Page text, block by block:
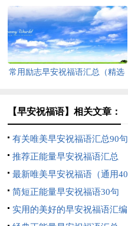
精选
常用励志早安祝福语汇总（精选
【早安祝福语】相关文章：
有关唯美早安祝福语汇总90句
精选
推荐正能量早安祝福语汇总
（精选55句）
最新唯美早安祝福语（通用40
句）
简短正能量早安祝福语30句
实用的美好的早安祝福语汇编